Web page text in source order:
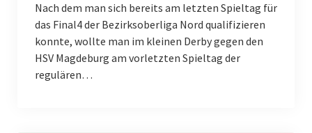
Sonstige Sportarten
Gymnastik
Volleyball
Nach dem man sich bereits am letzten Spieltag für
das Final4 der Bezirksoberliga Nord qualifizieren
konnte, wollte man im kleinen Derby gegen den
HSV Magdeburg am vorletzten Spieltag der
regulären…